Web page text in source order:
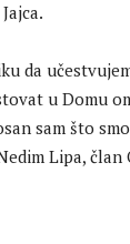
da
u Domu
sam što
Lipa, član